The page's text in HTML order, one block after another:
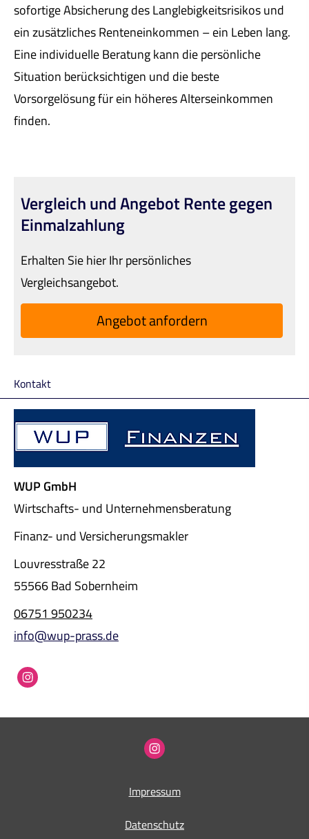
sofortige Absicherung des Langlebigkeitsrisikos und
ein zusätzliches Renteneinkommen – ein Leben lang.
Eine individuelle Beratung kann die persönliche
Situation berücksichtigen und die beste
Vorsorgelösung für ein höheres Alterseinkommen
finden.
Vergleich und Angebot Rente gegen
Einmal­zahlung
Erhalten Sie hier Ihr persönliches
Vergleichsangebot.
An­ge­bot an­for­dern
Kontakt
WUP GmbH
Wirtschafts- und Unternehmensberatung
Finanz- und Ver­sicherungs­makler
Louvresstraße 22
55566 Bad Sobernheim
06751 950234
info@wup-prass.de
Impressum
Datenschutz